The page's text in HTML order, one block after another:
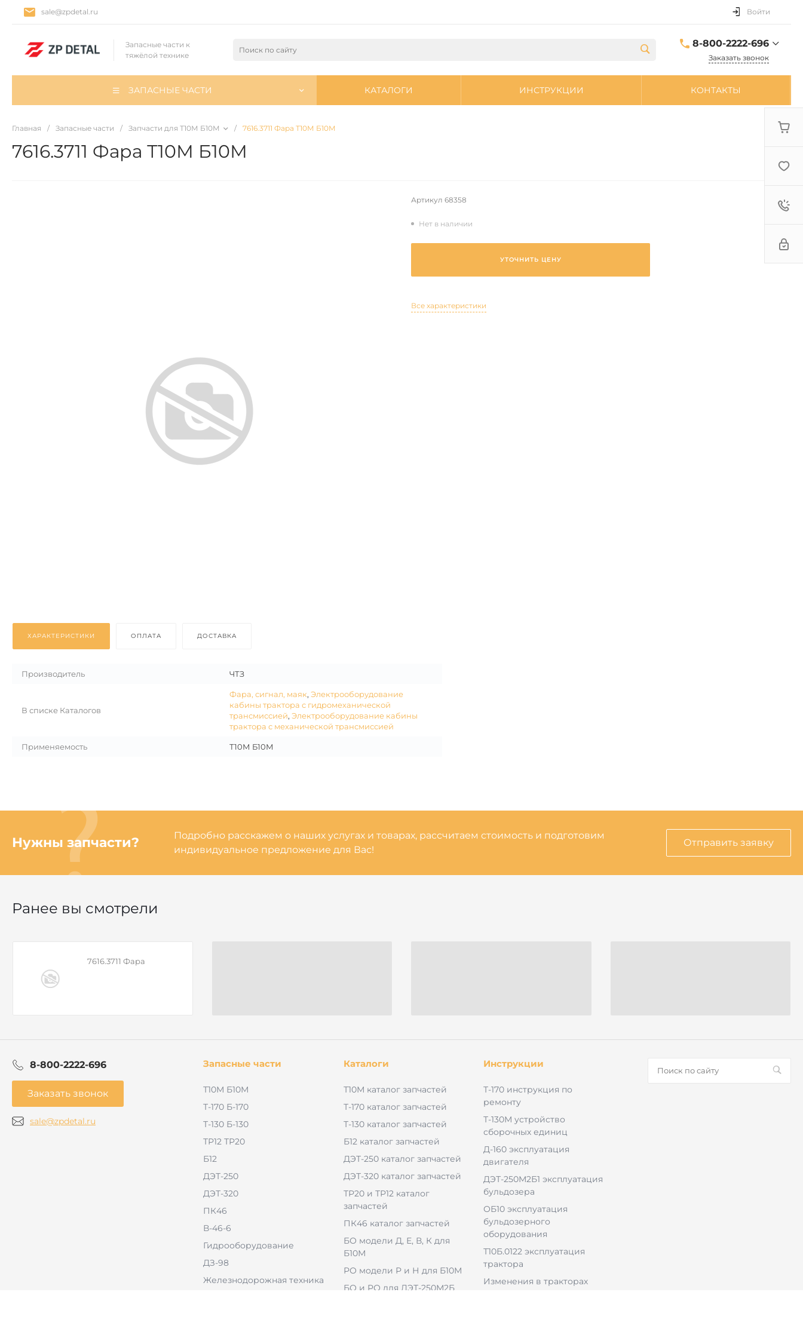
sale@zpdetal.ru Войти
Запасные части к
тяжёлой технике
8-800-2222-696
sale@zpdetal.ru
Заказать звонок
ЗАПАСНЫЕ ЧАСТИ КАТАЛОГИ ИНСТРУКЦИИ КОНТАКТЫ
Главная / Запасные части / Запчасти для Т10М Б10М / 7616.3711 Фара Т10М Б10М
7616.3711 Фара Т10М Б10М
Артикул 68358
Нет в наличии
УТОЧНИТЬ ЦЕНУ
Все характеристики
ХАРАКТЕРИСТИКИ ОПЛАТА ДОСТАВКА
Производитель ЧТЗ
В списке Каталогов
Фара, сигнал, маяк, Электрооборудование
кабины трактора с гидромеханической
трансмиссией, Электрооборудование кабины
трактора с механической трансмиссией
Применяемость Т10М Б10М
Нужны запчасти?
Подробно расскажем о наших услугах и товарах, рассчитаем стоимость и подготовим
индивидуальное предложение для Вас!
Отправить заявку
Ранее вы смотрели
7616.3711 Фара
8-800-2222-696
Заказать звонок
sale@zpdetal.ru
Запасные части
Т10М Б10М
Т-170 Б-170
Т-130 Б-130
ТР12 ТР20
Б12
ДЭТ-250
ДЭТ-320
ПК46
В-46-6
Гидрооборудование
ДЗ-98
Железнодорожная техника
Каталоги
Т10М каталог запчастей
Т-170 каталог запчастей
Т-130 каталог запчастей
Б12 каталог запчастей
ДЭТ-250 каталог запчастей
ДЭТ-320 каталог запчастей
ТР20 и ТР12 каталог
запчастей
ПК46 каталог запчастей
БО модели Д, Е, В, К для
Б10М
РО модели Р и Н для Б10М
БО и РО для ДЭТ-250М2Б
Инструкции
Т-170 инструкция по
ремонту
Т-130М устройство
сборочных единиц
Д-160 эксплуатация
двигателя
ДЭТ-250М2Б1 эксплуатация
бульдозера
ОБ10 эксплуатация
бульдозерного
оборудования
Т10Б.0122 эксплуатация
трактора
Изменения в тракторах